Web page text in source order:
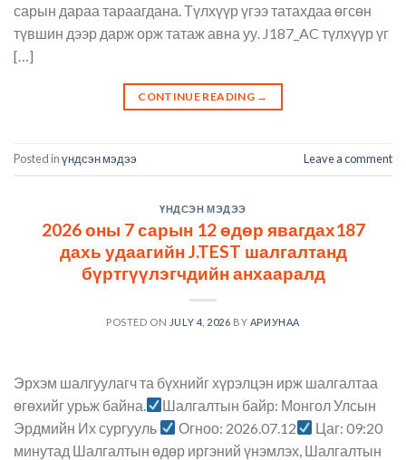
сарын дараа тараагдана. Түлхүүр үгээ татахдаа өгсөн
түвшин дээр дарж орж татаж авна уу. J187_AC түлхүүр үг
[…]
CONTINUE READING →
Posted inүндсэн мэдээ Leave a comment
ҮНДСЭН МЭДЭЭ
2026 оны 7 сарын 12 өдөр явагдах187
дахь удаагийн J.TEST шалгалтанд
бүртгүүлэгчдийн анхааралд
POSTED ON JULY 4, 2026 BY АРИУНАА
Эрхэм шалгуулагч та бүхнийг хүрэлцэн ирж шалгалтаа
өгөхийг урьж байна.
Шалгалтын байр: Монгол Улсын
Эрдмийн Их сургууль
Огноо: 2026.07.12
Цаг: 09:20
минутад Шалгалтын өдөр иргэний үнэмлэх, Шалгалтын